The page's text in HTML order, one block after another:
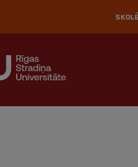
Galvenā